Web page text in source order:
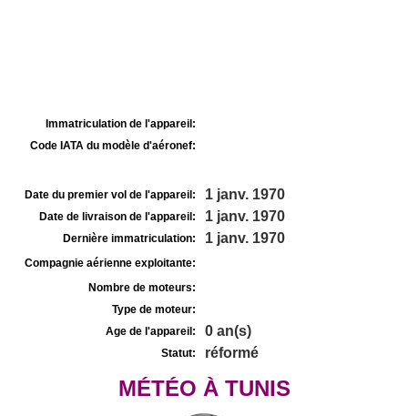
Immatriculation de l'appareil:
Code IATA du modèle d'aéronef:
Date du premier vol de l'appareil: 1 janv. 1970
Date de livraison de l'appareil: 1 janv. 1970
Dernière immatriculation: 1 janv. 1970
Compagnie aérienne exploitante:
Nombre de moteurs:
Type de moteur:
Age de l'appareil:
0 an(s)
Statut: réformé
MÉTÉO À TUNIS